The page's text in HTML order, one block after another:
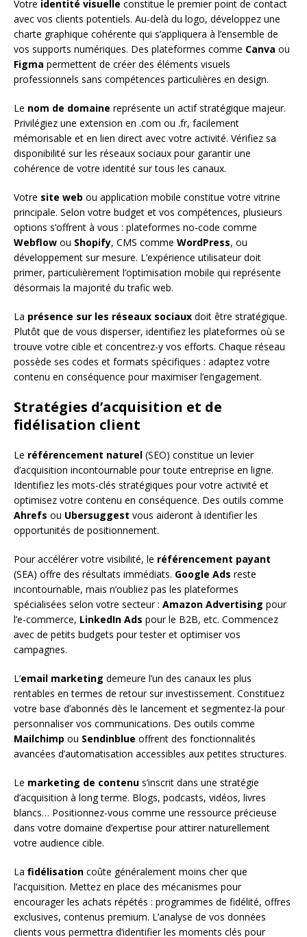
Votre identité visuelle constitue le premier point de contact
avec vos clients potentiels. Au-delà du logo, développez une
charte graphique cohérente qui s’appliquera à l’ensemble de
vos supports numériques. Des plateformes comme Canva ou
Figma permettent de créer des éléments visuels
professionnels sans compétences particulières en design.
Le nom de domaine représente un actif stratégique majeur.
Privilégiez une extension en .com ou .fr, facilement
mémorisable et en lien direct avec votre activité. Vérifiez sa
disponibilité sur les réseaux sociaux pour garantir une
cohérence de votre identité sur tous les canaux.
Votre site web ou application mobile constitue votre vitrine
principale. Selon votre budget et vos compétences, plusieurs
options s’offrent à vous : plateformes no-code comme
Webflow ou Shopify, CMS comme WordPress, ou
développement sur mesure. L’expérience utilisateur doit
primer, particulièrement l’optimisation mobile qui représente
désormais la majorité du trafic web.
La présence sur les réseaux sociaux doit être stratégique.
Plutôt que de vous disperser, identifiez les plateformes où se
trouve votre cible et concentrez-y vos efforts. Chaque réseau
possède ses codes et formats spécifiques : adaptez votre
contenu en conséquence pour maximiser l’engagement.
Stratégies d’acquisition et de
fidélisation client
Le référencement naturel (SEO) constitue un levier
d’acquisition incontournable pour toute entreprise en ligne.
Identifiez les mots-clés stratégiques pour votre activité et
optimisez votre contenu en conséquence. Des outils comme
Ahrefs ou Ubersuggest vous aideront à identifier les
opportunités de positionnement.
Pour accélérer votre visibilité, le référencement payant
(SEA) offre des résultats immédiats. Google Ads reste
incontournable, mais n’oubliez pas les plateformes
spécialisées selon votre secteur : Amazon Advertising pour
l’e-commerce, LinkedIn Ads pour le B2B, etc. Commencez
avec de petits budgets pour tester et optimiser vos
campagnes.
L’email marketing demeure l’un des canaux les plus
rentables en termes de retour sur investissement. Constituez
votre base d’abonnés dès le lancement et segmentez-la pour
personnaliser vos communications. Des outils comme
Mailchimp ou Sendinblue offrent des fonctionnalités
avancées d’automatisation accessibles aux petites structures.
Le marketing de contenu s’inscrit dans une stratégie
d’acquisition à long terme. Blogs, podcasts, vidéos, livres
blancs… Positionnez-vous comme une ressource précieuse
dans votre domaine d’expertise pour attirer naturellement
votre audience cible.
La fidélisation coûte généralement moins cher que
l’acquisition. Mettez en place des mécanismes pour
encourager les achats répétés : programmes de fidélité, offres
exclusives, contenus premium. L’analyse de vos données
clients vous permettra d’identifier les moments clés pour